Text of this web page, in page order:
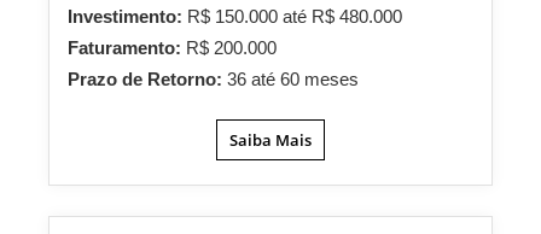
Investimento: R$ 150.000 até R$ 480.000
Faturamento: R$ 200.000
Prazo de Retorno: 36 até 60 meses
Saiba Mais